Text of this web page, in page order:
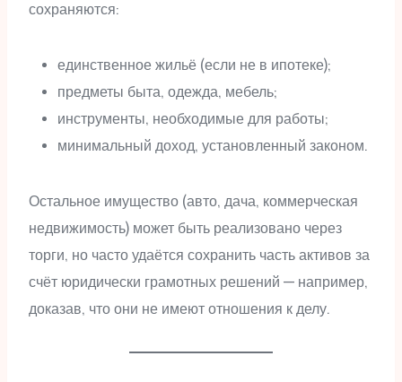
сохраняются:
единственное жильё (если не в ипотеке);
предметы быта, одежда, мебель;
инструменты, необходимые для работы;
минимальный доход, установленный законом.
Остальное имущество (авто, дача, коммерческая
недвижимость) может быть реализовано через
торги, но часто удаётся сохранить часть активов за
счёт юридически грамотных решений — например,
доказав, что они не имеют отношения к делу.